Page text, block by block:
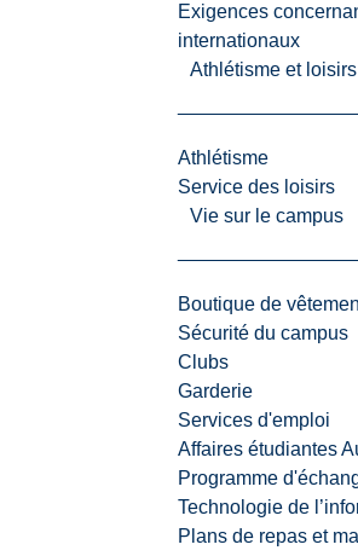
Exigences
internationaux
Athlétisme et
Athlétisme
Service des loisirs
Vie sur le campus
Boutique de
Sécurité du campus
Clubs
Garderie
Services d'emploi
Affaires étudiantes
Programme
Technologie de
Plans de repas et